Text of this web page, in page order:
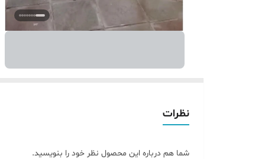
نظرات
شما هم درباره این محصول نظر خود را بنویسید.